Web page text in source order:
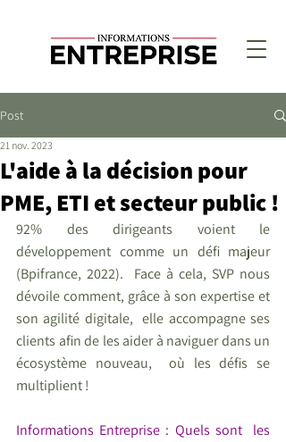
Post
L'aide à la décision pour
PME, ETI et secteur public !
21 nov. 2023
92% des dirigeants voient le
développement comme un défi majeur
(Bpifrance, 2022).  Face à cela, SVP nous
dévoile comment, grâce à son expertise et
son agilité digitale,  elle accompagne ses
clients afin de les aider à naviguer dans un
écosystème nouveau,  où les défis se
multiplient !
Informations Entreprise : Quels sont  les